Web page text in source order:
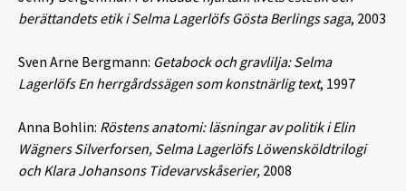
berättandets etik i Selma Lagerlöfs Gösta Berlings saga, 2003
Sven Arne Bergmann: Getabock och gravlilja: Selma
Lagerlöfs En herrgårdssägen som konstnärlig text, 1997
Anna Bohlin: Röstens anatomi: läsningar av politik i Elin
Wägners Silverforsen, Selma Lagerlöfs Löwensköldtrilogi
och Klara Johansons Tidevarvskåserier, 2008